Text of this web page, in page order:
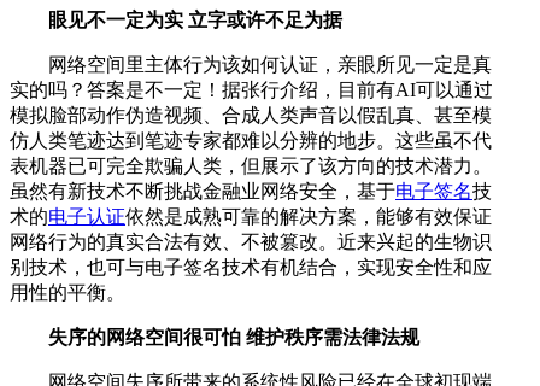
眼见不一定为实 立字或许不足为据
网络空间里主体行为该如何认证，亲眼所见一定是真
实的吗？答案是不一定！据张行介绍，目前有AI可以通过
模拟脸部动作伪造视频、合成人类声音以假乱真、甚至模
仿人类笔迹达到笔迹专家都难以分辨的地步。这些虽不代
表机器已可完全欺骗人类，但展示了该方向的技术潜力。
虽然有新技术不断挑战金融业网络安全，基于电子签名技
术的电子认证依然是成熟可靠的解决方案，能够有效保证
网络行为的真实合法有效、不被篡改。近来兴起的生物识
别技术，也可与电子签名技术有机结合，实现安全性和应
用性的平衡。
失序的网络空间很可怕 维护秩序需法律法规
网络空间失序所带来的系统性风险已经在全球初现端